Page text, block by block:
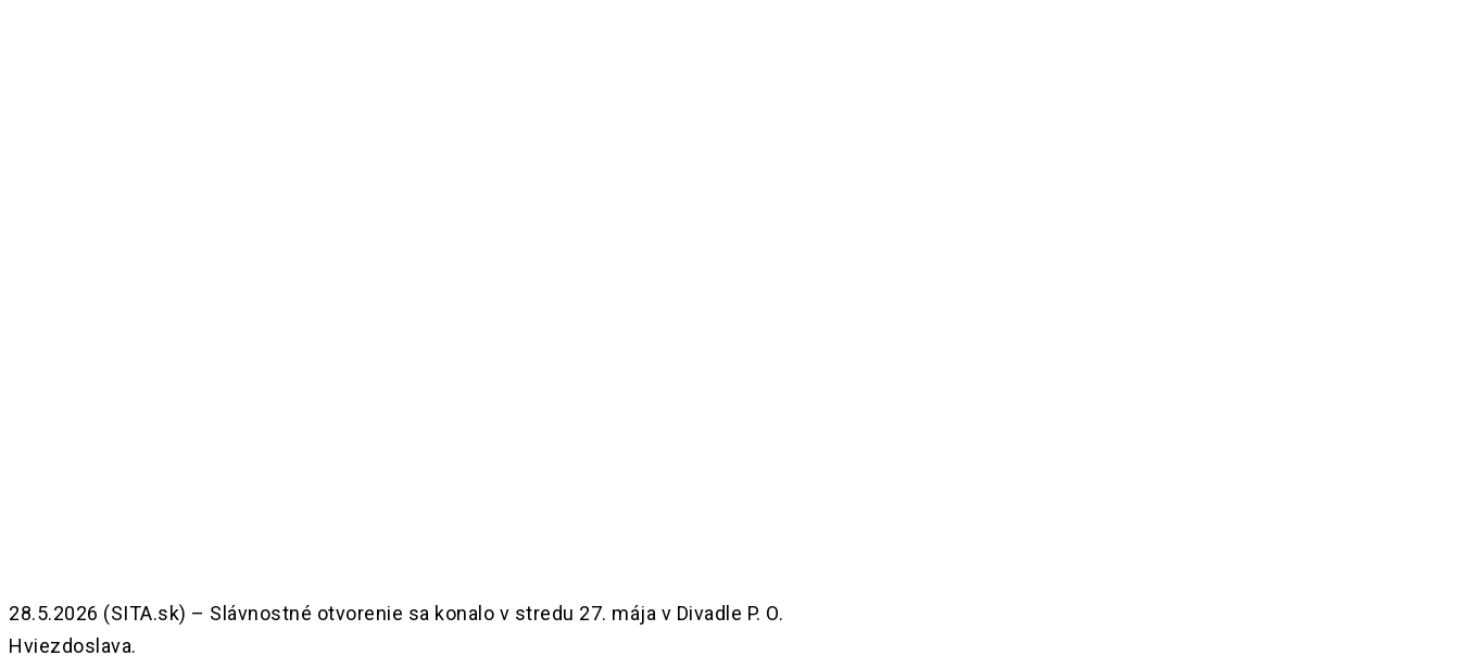
28.5.2026 (SITA.sk) – Slávnostné otvorenie sa konalo v stredu 27. mája v Divadle P. O.
Hviezdoslava.